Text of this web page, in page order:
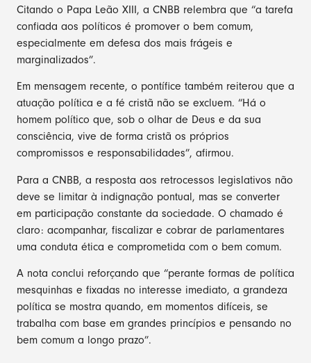
Citando o Papa Leão XIII, a CNBB relembra que “a tarefa
confiada aos políticos é promover o bem comum,
especialmente em defesa dos mais frágeis e
marginalizados”.
Em mensagem recente, o pontífice também reiterou que a
atuação política e a fé cristã não se excluem. “Há o
homem político que, sob o olhar de Deus e da sua
consciência, vive de forma cristã os próprios
compromissos e responsabilidades”, afirmou.
Para a CNBB, a resposta aos retrocessos legislativos não
deve se limitar à indignação pontual, mas se converter
em participação constante da sociedade. O chamado é
claro: acompanhar, fiscalizar e cobrar de parlamentares
uma conduta ética e comprometida com o bem comum.
A nota conclui reforçando que “perante formas de política
mesquinhas e fixadas no interesse imediato, a grandeza
política se mostra quando, em momentos difíceis, se
trabalha com base em grandes princípios e pensando no
bem comum a longo prazo”.